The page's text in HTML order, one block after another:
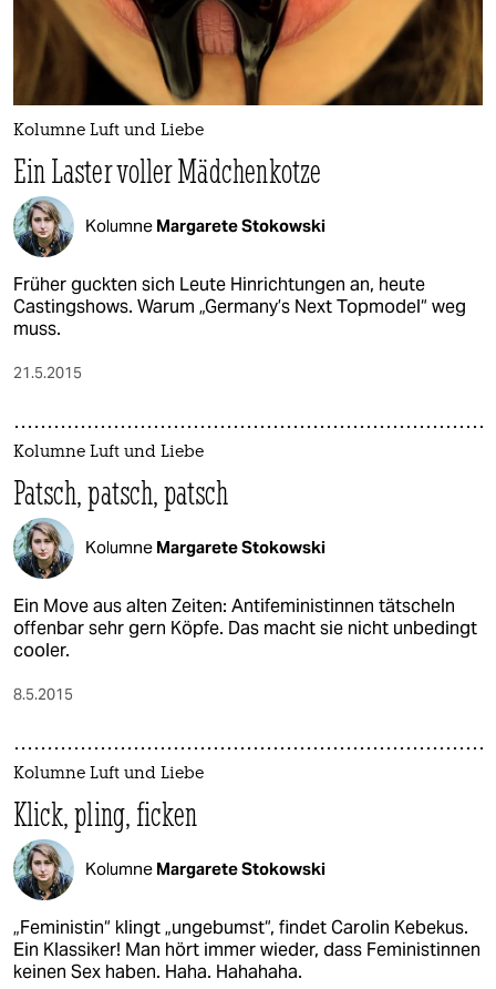
Kolumne Luft und Liebe
Ein Laster voller Mädchenkotze
Kolumne Margarete Stokowski
Früher guckten sich Leute Hinrichtungen an, heute
Castingshows. Warum „Germany’s Next Topmodel“ weg
muss.
21.5.2015
Kolumne Luft und Liebe
Patsch, patsch, patsch
Kolumne Margarete Stokowski
Ein Move aus alten Zeiten: Antifeministinnen tätscheln
offenbar sehr gern Köpfe. Das macht sie nicht unbedingt
cooler.
8.5.2015
Kolumne Luft und Liebe
Klick, pling, ficken
Kolumne Margarete Stokowski
„Feministin“ klingt „ungebumst“, findet Carolin Kebekus.
Ein Klassiker! Man hört immer wieder, dass Feministinnen
keinen Sex haben. Haha. Hahahaha.